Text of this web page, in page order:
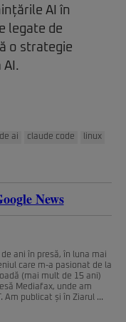
AI în
legate de
o strategie
ai claude code
linux
News
ani în presă, în luna mai
care m-a pasionat de la
(mai mult de 15 ani)
Mediafax, unde am
Am publicat și în Ziarul ...